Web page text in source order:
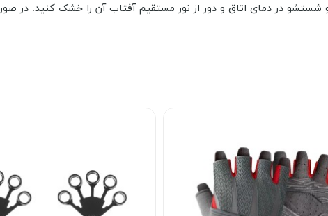
در دمای اتاق و دور از نور مستقیم آفتاب آن را خشک کنید. در